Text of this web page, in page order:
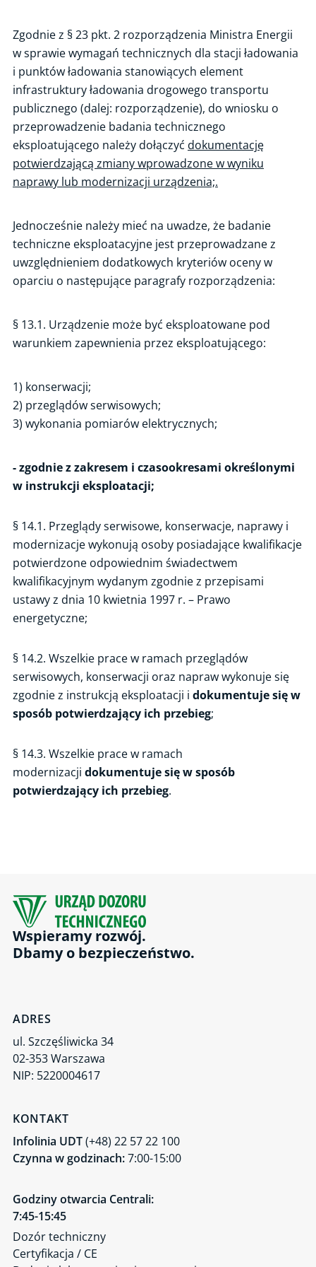
Kiedy urządzenie podlega badaniom
Zgłoszenie urządzenia do badania
Badanie techniczne wstępne
Badanie techniczne eksploatacyjne
Wniosek o badanie eksploatacyjne
Opis dokonanej naprawy lub modernizacji
Dokumenty potwierdzające zmiany
Opłaty za badanie
Badanie urządzenia mobilnego
Zgłoszenie badania przez portal eUDT
Wydanie opinii
Zmiana eksploatującego stację ładowania
Wyrejestrowanie stacji ładowania
Zmiana charakteru użytkowania stacji ładowania
Oznaczenie stacji ładowania
Instrukcja ładowania
Poradniki i przewodniki
Zgodnie z § 23 pkt. 2 rozporządzenia Ministra Energii
w sprawie wymagań technicznych dla stacji ładowania
i punktów ładowania stanowiących element
infrastruktury ładowania drogowego transportu
publicznego (dalej: rozporządzenie), do wniosku o
przeprowadzenie badania technicznego
eksploatującego należy dołączyć dokumentację
potwierdzającą zmiany wprowadzone w wyniku
naprawy lub modernizacji urządzenia;.
Jednocześnie należy mieć na uwadze, że badanie
techniczne eksploatacyjne jest przeprowadzane z
uwzględnieniem dodatkowych kryteriów oceny w
oparciu o następujące paragrafy rozporządzenia:
§ 13.1. Urządzenie może być eksploatowane pod
warunkiem zapewnienia przez eksploatującego:
1) konserwacji;
2) przeglądów serwisowych;
3) wykonania pomiarów elektrycznych;
- zgodnie z zakresem i czasookresami określonymi
w instrukcji eksploatacji;
§ 14.1. Przeglądy serwisowe, konserwacje, naprawy i
modernizacje wykonują osoby posiadające kwalifikacje
potwierdzone odpowiednim świadectwem
kwalifikacyjnym wydanym zgodnie z przepisami
ustawy z dnia 10 kwietnia 1997 r. – Prawo
energetyczne;
§ 14.2. Wszelkie prace w ramach przeglądów
serwisowych, konserwacji oraz napraw wykonuje się
zgodnie z instrukcją eksploatacji i dokumentuje się w
sposób potwierdzający ich przebieg;
§ 14.3. Wszelkie prace w ramach
modernizacji dokumentuje się w sposób
potwierdzający ich przebieg.
Wspieramy rozwój.
Dbamy o bezpieczeństwo.
ADRES
ul. Szczęśliwicka 34
02-353 Warszawa
NIP: 5220004617
KONTAKT
Infolinia UDT(+48) 22 57 22 100
Czynna w godzinach:7:00-15:00
Godziny otwarcia Centrali:
7:45-15:45
Dozór techniczny
Certyfikacja / CE